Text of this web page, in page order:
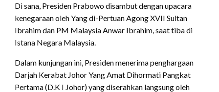
Di sana, Presiden Prabowo disambut dengan upacara
kenegaraan oleh Yang di-Pertuan Agong XVII Sultan
Ibrahim dan PM Malaysia Anwar Ibrahim, saat tiba di
Istana Negara Malaysia.
Dalam kunjungan ini, Presiden menerima penghargaan
Darjah Kerabat Johor Yang Amat Dihormati Pangkat
Pertama (D.K I Johor) yang diserahkan langsung oleh